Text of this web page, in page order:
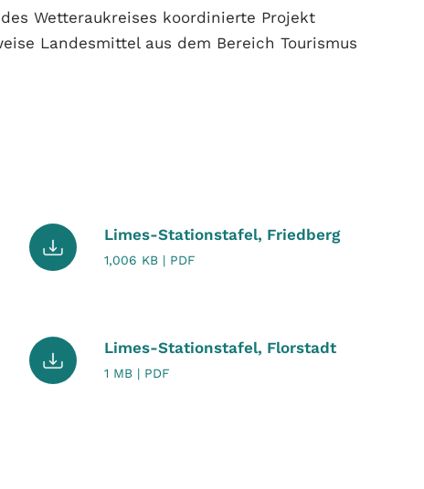
Wetteraukreises koordinierte Projekt
Landesmittel aus dem Bereich Tourismus
Limes-Stationstafel, Friedberg
1,006 KB | PDF
Limes-Stationstafel, Florstadt
1 MB | PDF